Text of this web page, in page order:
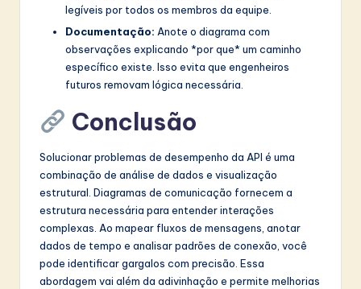
legíveis por todos os membros da equipe.
Documentação: Anote o diagrama com
observações explicando *por que* um caminho
específico existe. Isso evita que engenheiros
futuros removam lógica necessária.
Conclusão
Solucionar problemas de desempenho da API é uma
combinação de análise de dados e visualização
estrutural. Diagramas de comunicação fornecem a
estrutura necessária para entender interações
complexas. Ao mapear fluxos de mensagens, anotar
dados de tempo e analisar padrões de conexão, você
pode identificar gargalos com precisão. Essa
abordagem vai além da adivinhação e permite melhorias